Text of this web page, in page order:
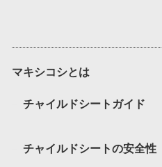
マキシコシとは
チャイルドシートガイド
チャイルドシートの安全性